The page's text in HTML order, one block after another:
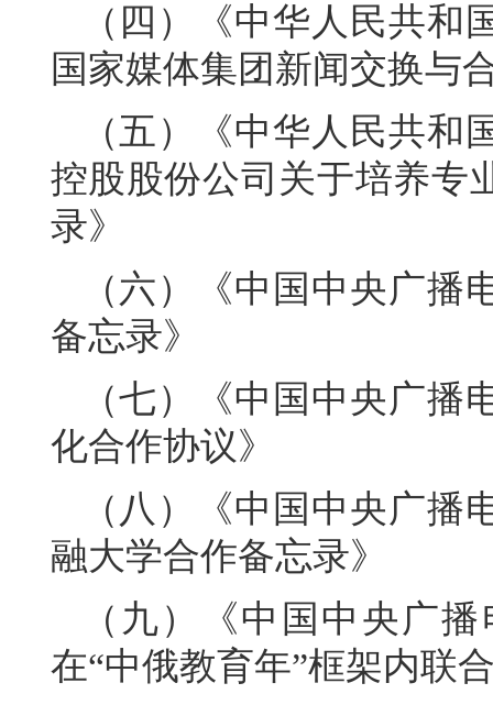
（四）《中华人民共
国家媒体集团新闻交换与
（五）《中华人民共
控股股份公司关于培养专
录》
（六）《中国中央广
备忘录》
（七）《中国中央广
化合作协议》
（八）《中国中央广
融大学合作备忘录》
（九）《中国中央广
在“中俄教育年”框架内联